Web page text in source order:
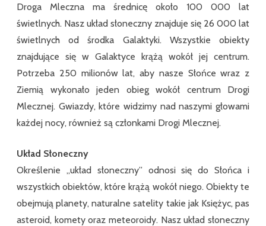
Droga Mleczna ma średnicę około 100 000 lat
świetlnych. Nasz układ słoneczny znajduje się 26 000 lat
świetlnych od środka Galaktyki. Wszystkie obiekty
znajdujące się w Galaktyce krążą wokół jej centrum.
Potrzeba 250 milionów lat, aby nasze Słońce wraz z
Ziemią wykonało jeden obieg wokół centrum Drogi
Mlecznej. Gwiazdy, które widzimy nad naszymi głowami
każdej nocy, również są członkami Drogi Mlecznej.
Układ Słoneczny
Określenie „układ słoneczny” odnosi się do Słońca i
wszystkich obiektów, które krążą wokół niego. Obiekty te
obejmują planety, naturalne satelity takie jak Księżyc, pas
asteroid, komety oraz meteoroidy. Nasz układ słoneczny